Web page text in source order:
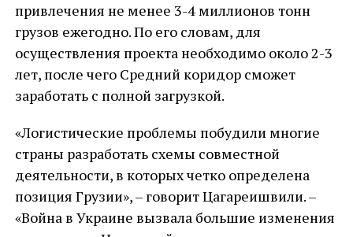
привлечения не менее 3-4 миллионов тонн
грузов ежегодно. По его словам, для
осуществления проекта необходимо около 2-3
лет, после чего Средний коридор сможет
заработать с полной загрузкой.
«Логистические проблемы побудили многие
страны разработать схемы совместной
деятельности, в которых четко определена
позиция Грузии», – говорит Цагареишвили. –
«Война в Украине вызвала большие изменения